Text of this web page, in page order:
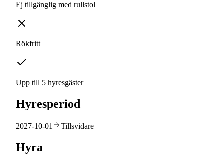
Ej tillgänglig med rullstol
Rökfritt
Upp till 5 hyresgäster
Hyresperiod
2027-10-01 Tillsvidare
Hyra